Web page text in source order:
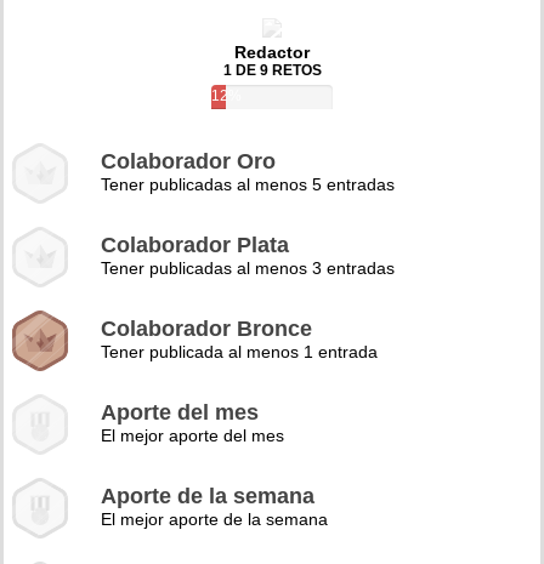
Redactor
1 DE 9 RETOS
12%
Colaborador Oro
Tener publicadas al menos 5 entradas
Colaborador Plata
Tener publicadas al menos 3 entradas
Colaborador Bronce
Tener publicada al menos 1 entrada
Aporte del mes
El mejor aporte del mes
Aporte de la semana
El mejor aporte de la semana